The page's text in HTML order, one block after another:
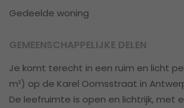
Gedeelde woning
GEMEENSCHAPPELIJKE DELEN
Je komt terecht in een ruim en licht
m²) op de Karel Oomsstraat in
De leefruimte is open en lichtrijk, met